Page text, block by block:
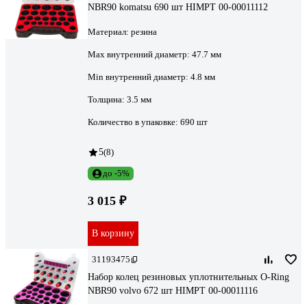
NBR90 komatsu 690 шт HIMPT 00-00011112
Материал: резина
Max внутренний диаметр: 47.7 мм
Min внутренний диаметр: 4.8 мм
Толщина: 3.5 мм
Количество в упаковке: 690 шт
5(8)
до -5%
3 015 ₽
В корзину
31193475
Набор колец резиновых уплотнительных O-Ring
NBR90 volvo 672 шт HIMPT 00-00011116